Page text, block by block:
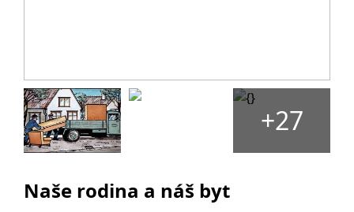
+27
Naše rodina a náš byt